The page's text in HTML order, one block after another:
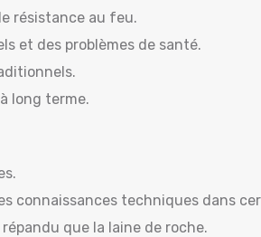
résistance au feu.
et des problèmes de santé.
long terme.
connaissances techniques dans
que la laine de roche.